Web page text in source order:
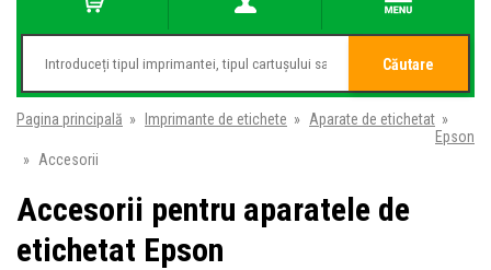
Căutare
Pagina principală » Imprimante de etichete » Aparate de etichetat »
Epson
» Accesorii
Accesorii pentru aparatele de
etichetat Epson